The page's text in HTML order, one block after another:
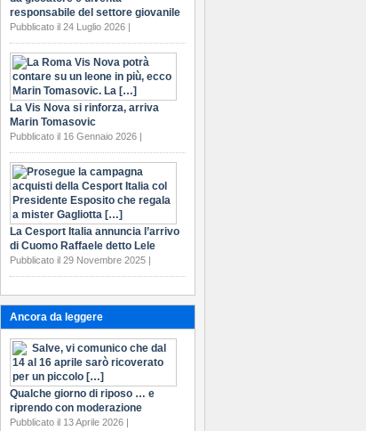
responsabile del settore giovanile
Pubblicato il 24 Luglio 2026 |
La Vis Nova si rinforza, arriva
Marin Tomasovic
Pubblicato il 16 Gennaio 2026 |
La Cesport Italia annuncia l’arrivo
di Cuomo Raffaele detto Lele
Pubblicato il 29 Novembre 2025 |
Ancora da leggere
Qualche giorno di riposo … e
riprendo con moderazione
Pubblicato il 13 Aprile 2026 |